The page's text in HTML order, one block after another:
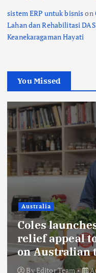
sistem ERP untuk bisnison
Lahan dan Rehabilitasi
Keanekaragaman Hayati
You Missed
Didukung Sri
Buwono X,
Tol Jogja-
Konektivitas
ByEditor Team